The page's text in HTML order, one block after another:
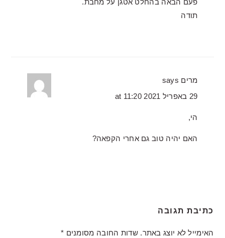
תודה
מרים says
29 באפריל 2021 at 11:20
הי,
האם יהיה טוב גם אחרי הקפאה?
כתיבת תגובה
האימייל לא יוצג באתר. שדות החובה מסומנים *